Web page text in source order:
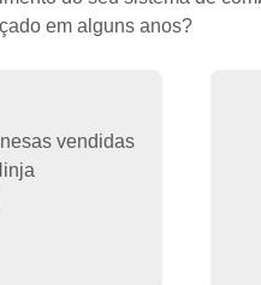
em alguns anos?
vendidas